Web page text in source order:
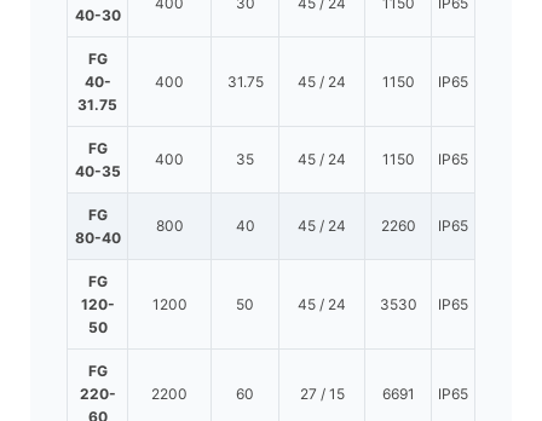
40-30
FG
40-
31.75
400 31.75 45 / 24 1150 IP65
FG
40-35
400 35 45 / 24 1150 IP65
FG
80-40
800 40 45 / 24 2260 IP65
FG
120-
50
1200 50 45 / 24 3530 IP65
FG
220-
60
2200 60 27 / 15 6691 IP65